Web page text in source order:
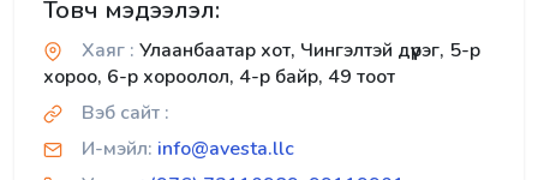
Товч мэдээлэл:
Хаяг : Улаанбаатар хот, Чингэлтэй дүүрэг, 5-р
хороо, 6-р хороолол, 4-р байр, 49 тоот
Вэб сайт :
И-мэйл: info@avesta.llc